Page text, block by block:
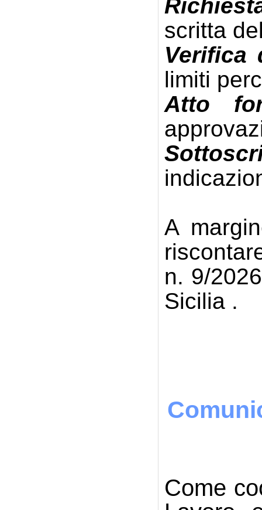
scritta
Verifica
limiti
Atto
A
n. 9/
Sicilia .
Come